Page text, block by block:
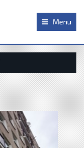
Menu